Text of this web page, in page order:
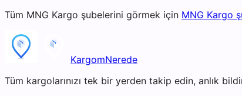
Tüm MNG Kargo şubelerini görmek için MNG Kargo
KargomNerede
Tüm kargolarınızı tek bir yerden takip edin, anlık